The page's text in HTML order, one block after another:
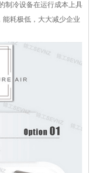
制冷设备在运行成本上具
耗极低，大大减少企业